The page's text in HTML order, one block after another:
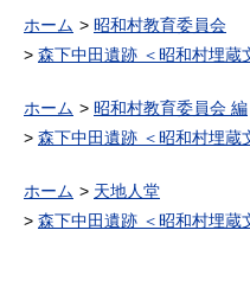
ホーム
昭和村教育委員会
森下中田遺跡 ＜昭和村埋蔵
ホーム
昭和村教育委員会 編
森下中田遺跡 ＜昭和村埋蔵
ホーム
天地人堂
森下中田遺跡 ＜昭和村埋蔵